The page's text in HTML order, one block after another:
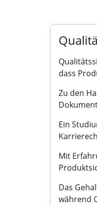
dass
Zu den
Ein
Mit
Das
während